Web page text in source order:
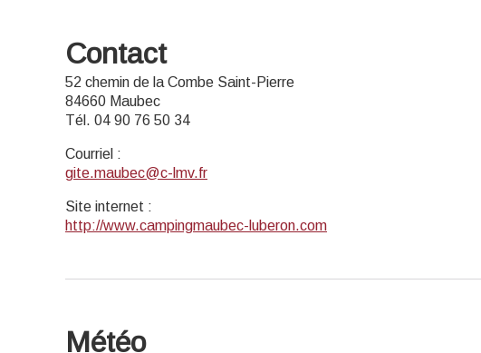
Contact
52 chemin de la Combe Saint-Pierre
84660 Maubec
Tél. 04 90 76 50 34
Courriel :
gite.maubec@c-lmv.fr
Site internet :
http://www.campingmaubec-luberon.com
Météo